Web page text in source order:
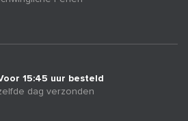
15:45 uur besteld
dag verzonden